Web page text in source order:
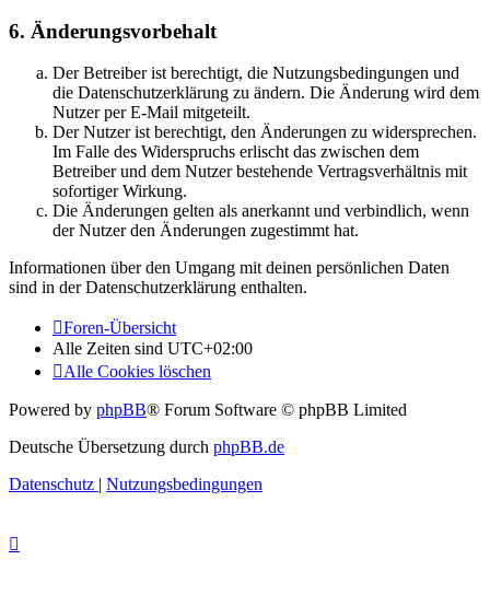
6. Änderungsvorbehalt
Der Betreiber ist berechtigt, die Nutzungsbedingungen und
die Datenschutzerklärung zu ändern. Die Änderung wird dem
Nutzer per E-Mail mitgeteilt.
Der Nutzer ist berechtigt, den Änderungen zu widersprechen.
Im Falle des Widerspruchs erlischt das zwischen dem
Betreiber und dem Nutzer bestehende Vertragsverhältnis mit
sofortiger Wirkung.
Die Änderungen gelten als anerkannt und verbindlich, wenn
der Nutzer den Änderungen zugestimmt hat.
Informationen über den Umgang mit deinen persönlichen Daten
sind in der Datenschutzerklärung enthalten.
Foren-Übersicht
Alle Zeiten sind UTC+02:00
Alle Cookies löschen
Powered by phpBB® Forum Software © phpBB Limited
Deutsche Übersetzung durch phpBB.de
Datenschutz
Nutzungsbedingungen